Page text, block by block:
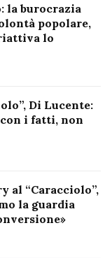
la burocrazia
popolare,
lo
Di Lucente:
i fatti, non
al “Caracciolo”,
la guardia